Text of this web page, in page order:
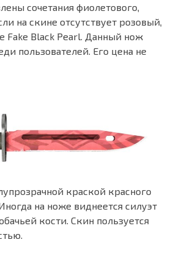
сочетания фиолетового,
на скине отсутствует розовый,
Fake Black Pearl. Данный нож
пользователей. Его цена не
краской красного
на ноже виднеется силуэт
кости. Скин пользуется